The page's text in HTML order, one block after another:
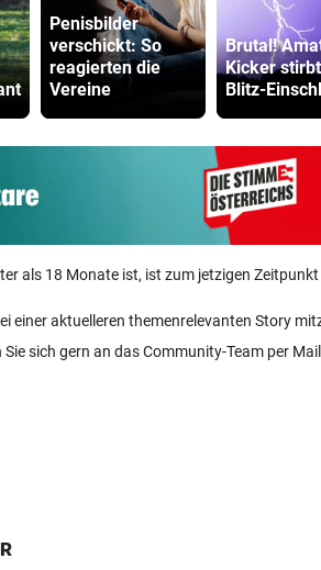
Penisbilder
verschickt: So
reagierten die
Vereine
Brutal!
Kicker
Blitz-
als 18 Monate ist, ist zum jetzigen
einer aktuelleren themenrelevanten Story
Sie sich gern an das Community-Team per